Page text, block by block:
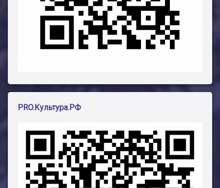
PRO.Культура.РФ